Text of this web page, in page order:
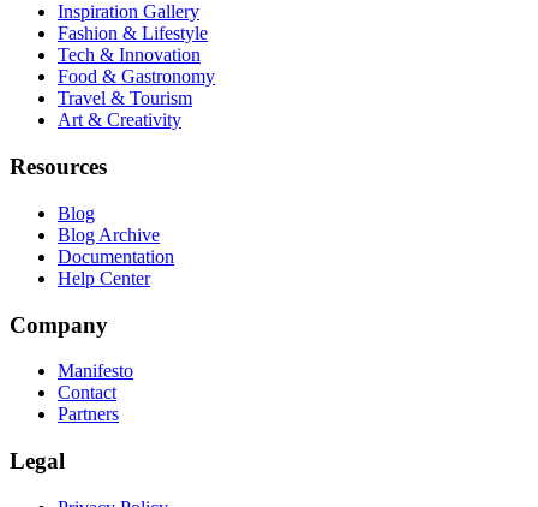
Inspiration Gallery
Fashion & Lifestyle
Tech & Innovation
Food & Gastronomy
Travel & Tourism
Art & Creativity
Resources
Blog
Blog Archive
Documentation
Help Center
Company
Manifesto
Contact
Partners
Legal